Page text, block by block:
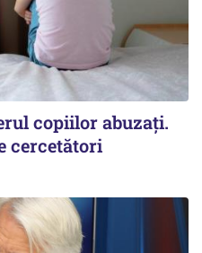
copiilor abuzați.
cercetători